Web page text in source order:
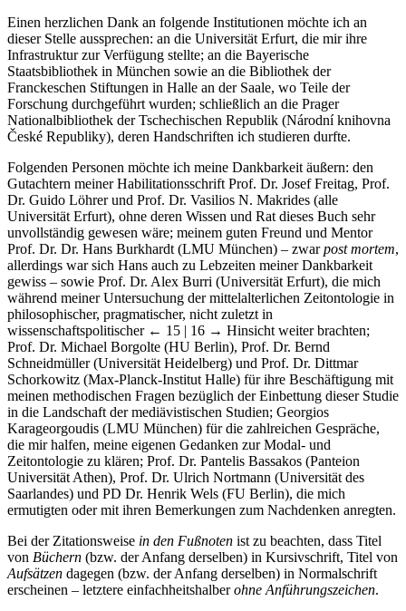
Einen herzlichen Dank an folgende Institutionen möchte ich an
dieser Stelle aussprechen: an die Universität Erfurt, die mir ihre
Infrastruktur zur Verfügung stellte; an die Bayerische
Staatsbibliothek in München sowie an die Bibliothek der
Franckeschen Stiftungen in Halle an der Saale, wo Teile der
Forschung durchgeführt wurden; schließlich an die Prager
Nationalbibliothek der Tschechischen Republik (Národní knihovna
České Republiky), deren Handschriften ich studieren durfte.
Folgenden Personen möchte ich meine Dankbarkeit äußern: den
Gutachtern meiner Habilitationsschrift Prof. Dr. Josef Freitag, Prof.
Dr. Guido Löhrer und Prof. Dr. Vasilios N. Makrides (alle
Universität Erfurt), ohne deren Wissen und Rat dieses Buch sehr
unvollständig gewesen wäre; meinem guten Freund und Mentor
Prof. Dr. Dr. Hans Burkhardt (LMU München) – zwarpost mortem,
allerdings war sich Hans auch zu Lebzeiten meiner Dankbarkeit
gewiss – sowie Prof. Dr. Alex Burri (Universität Erfurt), die mich
während meiner Untersuchung der mittelalterlichen Zeitontologie in
philosophischer, pragmatischer, nicht zuletzt in
wissenschaftspolitischer ← 15 | 16 → Hinsicht weiter brachten;
Prof. Dr. Michael Borgolte (HU Berlin), Prof. Dr. Bernd
Schneidmüller (Universität Heidelberg) und Prof. Dr. Dittmar
Schorkowitz (Max-Planck-Institut Halle) für ihre Beschäftigung mit
meinen methodischen Fragen bezüglich der Einbettung dieser Studie
in die Landschaft der mediävistischen Studien; Georgios
Karageorgoudis (LMU München) für die zahlreichen Gespräche,
die mir halfen, meine eigenen Gedanken zur Modal- und
Zeitontologie zu klären; Prof. Dr. Pantelis Bassakos (Panteion
Universität Athen), Prof. Dr. Ulrich Nortmann (Universität des
Saarlandes) und PD Dr. Henrik Wels (FU Berlin), die mich
ermutigten oder mit ihren Bemerkungen zum Nachdenken anregten.
Bei der Zitationsweise in den Fußnoten ist zu beachten, dass Titel
von Büchern (bzw. der Anfang derselben) in Kursivschrift, Titel von
Aufsätzen dagegen (bzw. der Anfang derselben) in Normalschrift
erscheinen – letztere einfachheitshalberohne Anführungszeichen.